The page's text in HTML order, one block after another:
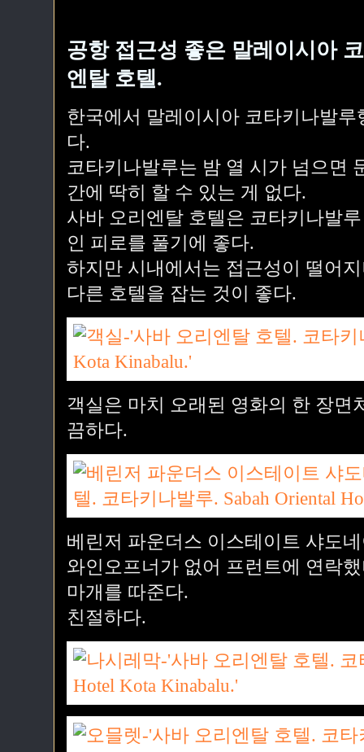
공항 접근성 좋은 말레이시아
엔탈 호텔.
한국에서 말레이시아 코타키나발
다.
코타키나발루는 밤 열 시가 넘으면
간에 딱히 할 수 있는 게 없다.
사바 오리엔탈 호텔은 코타키나발
인 피로를 풀기에 좋다.
하지만 시내에서는 접근성이 떨어
다른 호텔을 잡는 것이 좋다.
객실은 마치 오래된 영화의 한 장면
끔하다.
베린저 파운더스 이스테이트 샤도
와인오프너가 없어 프런트에 연락
마개를 따준다.
친절하다.